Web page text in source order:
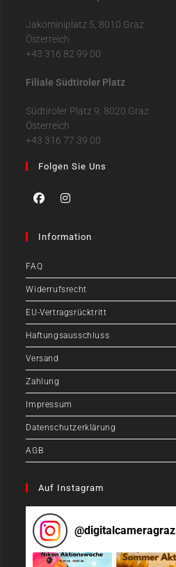
Jakominiplatz 5, 8010 Graz
Österreich
+43 316 82 99 00
Filiale Südtiroler Platz
Südtiroler Platz 9, 8020 Graz
Österreich
+43 316 77 39 00
Folgen Sie Uns
Information
FAQ
Widerrufsrecht
EU-Vertragsrücktritt
Haftungsausschluss
Versand
Zahlung
Impressum
Datenschutzerklärung
AGB
Auf Instagram
@digitalcameragraz